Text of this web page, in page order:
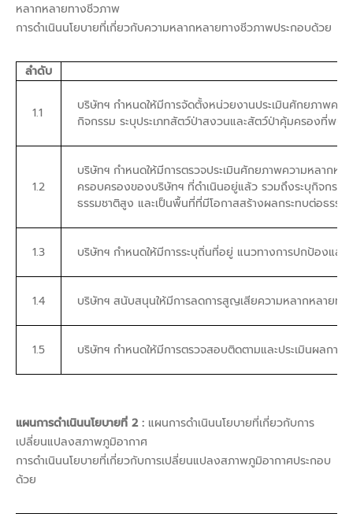
หลากหลายทางชีวภาพ
การดำเนินนโยบายที่เกี่ยวกับความหลากหลายทางชีวภาพประกอบด้วย
ลำดับ
1.1
บริษัทฯ กำหนดให้มีการจัดตั้งหน่วยงานประเมินศักยภาพค
กิจกรรม ระบุประเภทสัตว์ป่าสงวนและสัตว์ป่าคุ้มครองที่พ
1.2
บริษัทฯ กำหนดให้มีการตรวจประเมินศักยภาพความหลากห
ครอบครองของบริษัทฯ ที่ดำเนินอยู่แล้ว รวมถึงระบุกิจกร
ธรรมชาติสูง และเป็นพื้นที่ที่มีโอกาสสร้างผลกระทบต่อธร
1.3 บริษัทฯ กำหนดให้มีการระบุถิ่นที่อยู่ แนวทางการปกป้องแล
1.4 บริษัทฯ สนับสนุนให้มีการลดการสูญเสียความหลากหลายทา
1.5 บริษัทฯ กำหนดให้มีการตรวจสอบติดตามและประเมินผลกา
แผนการดำเนินนโยบายที่ 2 : แผนการดำเนินนโยบายที่เกี่ยวกับการ
เปลี่ยนแปลงสภาพภูมิอากาศ
การดำเนินนโยบายที่เกี่ยวกับการเปลี่ยนแปลงสภาพภูมิอากาศประกอบ
ด้วย